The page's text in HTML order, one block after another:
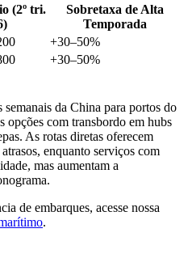
(2º tri.
Sobretaxa de Alta
Temporada
+30–50%
+30–50%
da China para portos do
opções com transbordo em hubs
As rotas diretas oferecem
enquanto serviços com
mas aumentam a
de embarques, acesse nossa
.